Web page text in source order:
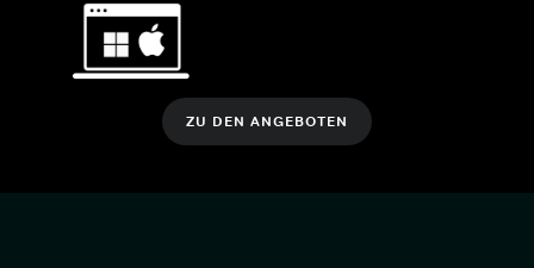
ZU DEN ANGEBOTEN